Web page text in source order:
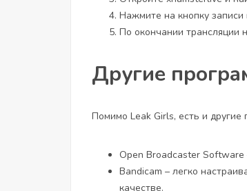
Нажмите на кнопку записи
По окончании трансляции
Другие
Помимо Leak Girls, есть и
Open Broadcaster Software
Bandicam – легко
качестве.